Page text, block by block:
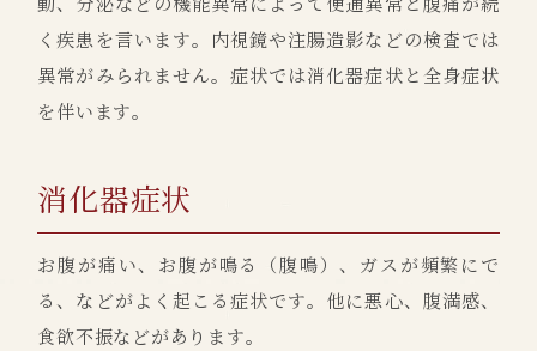
く疾患を言います。内視鏡や注腸造影などの検査では
異常がみられません。症状では消化器症状と全身症状
を伴います。
消化器症状
お腹が痛い、お腹が鳴る（腹鳴）、ガスが頻繁にで
る、などがよく起こる症状です。他に悪心、腹満感、
食欲不振などがあります。